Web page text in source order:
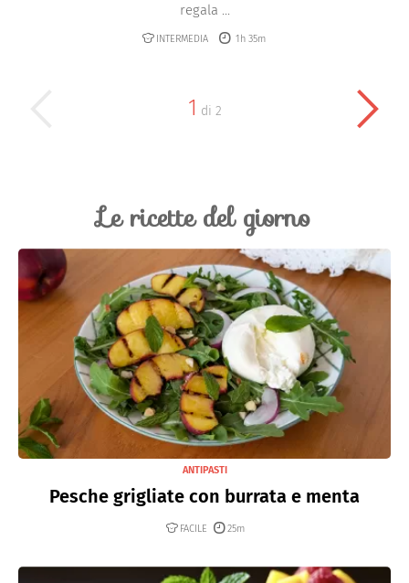
regala ...
INTERMEDIA 1h 35m
1 di 2
Le ricette del giorno
ANTIPASTI
Pesche grigliate con burrata e menta
FACILE 25m